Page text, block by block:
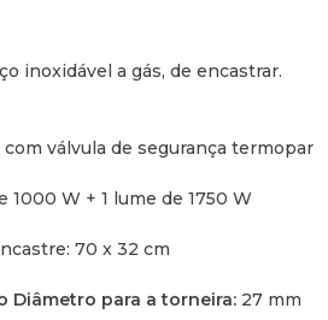
inoxidável a gás, de encastrar.
válvula de segurança termopar
1000 W + 1 lume de 1750 W
70 x 32 cm
Diâmetro para a torneira: 27 mm